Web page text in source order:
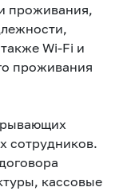
проживания,
Wi-Fi и
проживания
сотрудников.
кассовые